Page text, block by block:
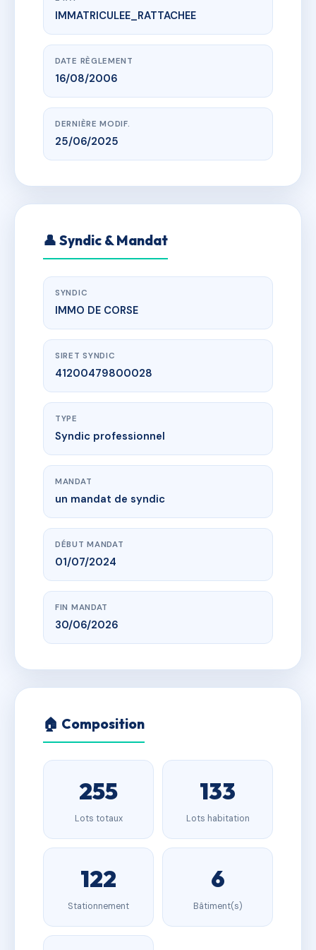
www.vme.plus/AC6692420
RESIDENCE AMARYLLIS
RESIDENCE AMARYLLIS
IMMATRICULEE_RATTACHEE
DATE RÈGLEMENT
16/08/2006
DERNIÈRE MODIF.
25/06/2025
👤 Syndic & Mandat
SYNDIC
IMMO DE CORSE
SIRET SYNDIC
41200479800028
TYPE
Syndic professionnel
MANDAT
un mandat de syndic
DÉBUT MANDAT
01/07/2024
FIN MANDAT
30/06/2026
🏠 Composition
255
Lots totaux
133
Lots habitation
122
Stationnement
6
Bâtiment(s)